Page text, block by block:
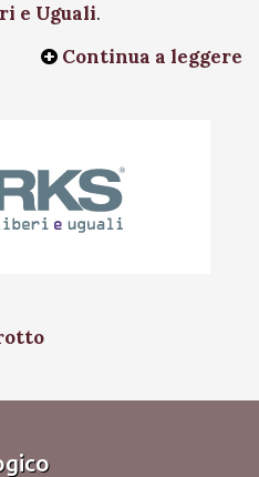
e Uguali.
Continua a leggere